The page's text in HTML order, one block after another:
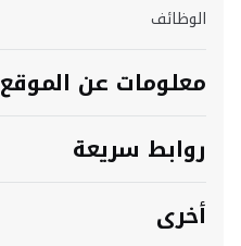
الوظائف
معلومات عن الموقع
روابط سريعة
أخرى